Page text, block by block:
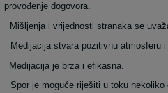
provođenje dogovora.
Mišljenja i vrijednosti stranaka se
Medijacija stvara pozitivnu atmosferu
Medijacija je brza i efikasna.
Spor je moguće riješiti u toku nekoliko